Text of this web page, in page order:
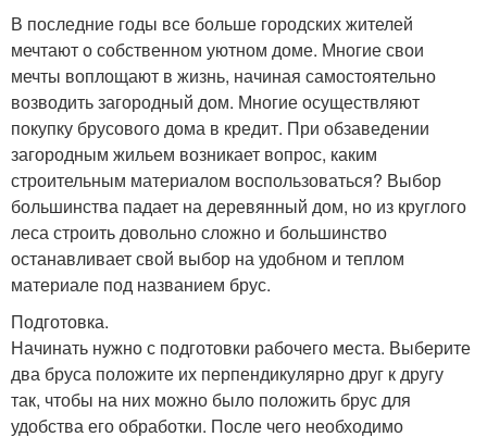
В последние годы все больше городских жителей
мечтают о собственном уютном доме. Многие свои
мечты воплощают в жизнь, начиная самостоятельно
возводить загородный дом. Многие осуществляют
покупку брусового дома в кредит. При обзаведении
загородным жильем возникает вопрос, каким
строительным материалом воспользоваться? Выбор
большинства падает на деревянный дом, но из круглого
леса строить довольно сложно и большинство
останавливает свой выбор на удобном и теплом
материале под названием брус.
Подготовка.
Начинать нужно с подготовки рабочего места. Выберите
два бруса положите их перпендикулярно друг к другу
так, чтобы на них можно было положить брус для
удобства его обработки. После чего необходимо